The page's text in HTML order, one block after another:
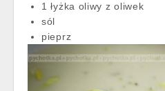
1 łyżka oliwy z oliwek
sól
pieprz